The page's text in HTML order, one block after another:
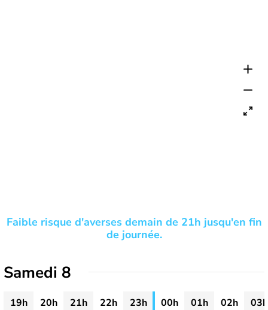
Faible risque d'averses demain de 21h jusqu'en fin
de journée.
Samedi 8
19h 20h 21h 22h 23h 00h 01h 02h
03h